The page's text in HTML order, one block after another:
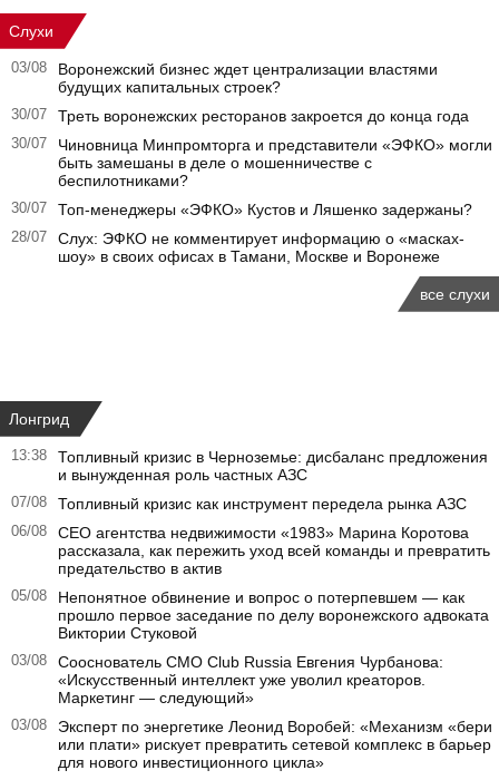
Слухи
03/08
Воронежский бизнес ждет централизации властями
будущих капитальных строек?
30/07 Треть воронежских ресторанов закроется до конца года
30/07
Чиновница Минпромторга и представители «ЭФКО» могли
быть замешаны в деле о мошенничестве с
беспилотниками?
30/07 Топ-менеджеры «ЭФКО» Кустов и Ляшенко задержаны?
28/07
Слух: ЭФКО не комментирует информацию о «масках-
шоу» в своих офисах в Тамани, Москве и Воронеже
все слухи
Лонгрид
13:38
Топливный кризис в Черноземье: дисбаланс предложения
и вынужденная роль частных АЗС
07/08 Топливный кризис как инструмент передела рынка АЗС
06/08
CEO агентства недвижимости «1983» Марина Коротова
рассказала, как пережить уход всей команды и превратить
предательство в актив
05/08
Непонятное обвинение и вопрос о потерпевшем — как
прошло первое заседание по делу воронежского адвоката
Виктории Стуковой
03/08
Сооснователь CMO Club Russia Евгения Чурбанова:
«Искусственный интеллект уже уволил креаторов.
Маркетинг — следующий»
03/08
Эксперт по энергетике Леонид Воробей: «Механизм «бери
или плати» рискует превратить сетевой комплекс в барьер
для нового инвестиционного цикла»